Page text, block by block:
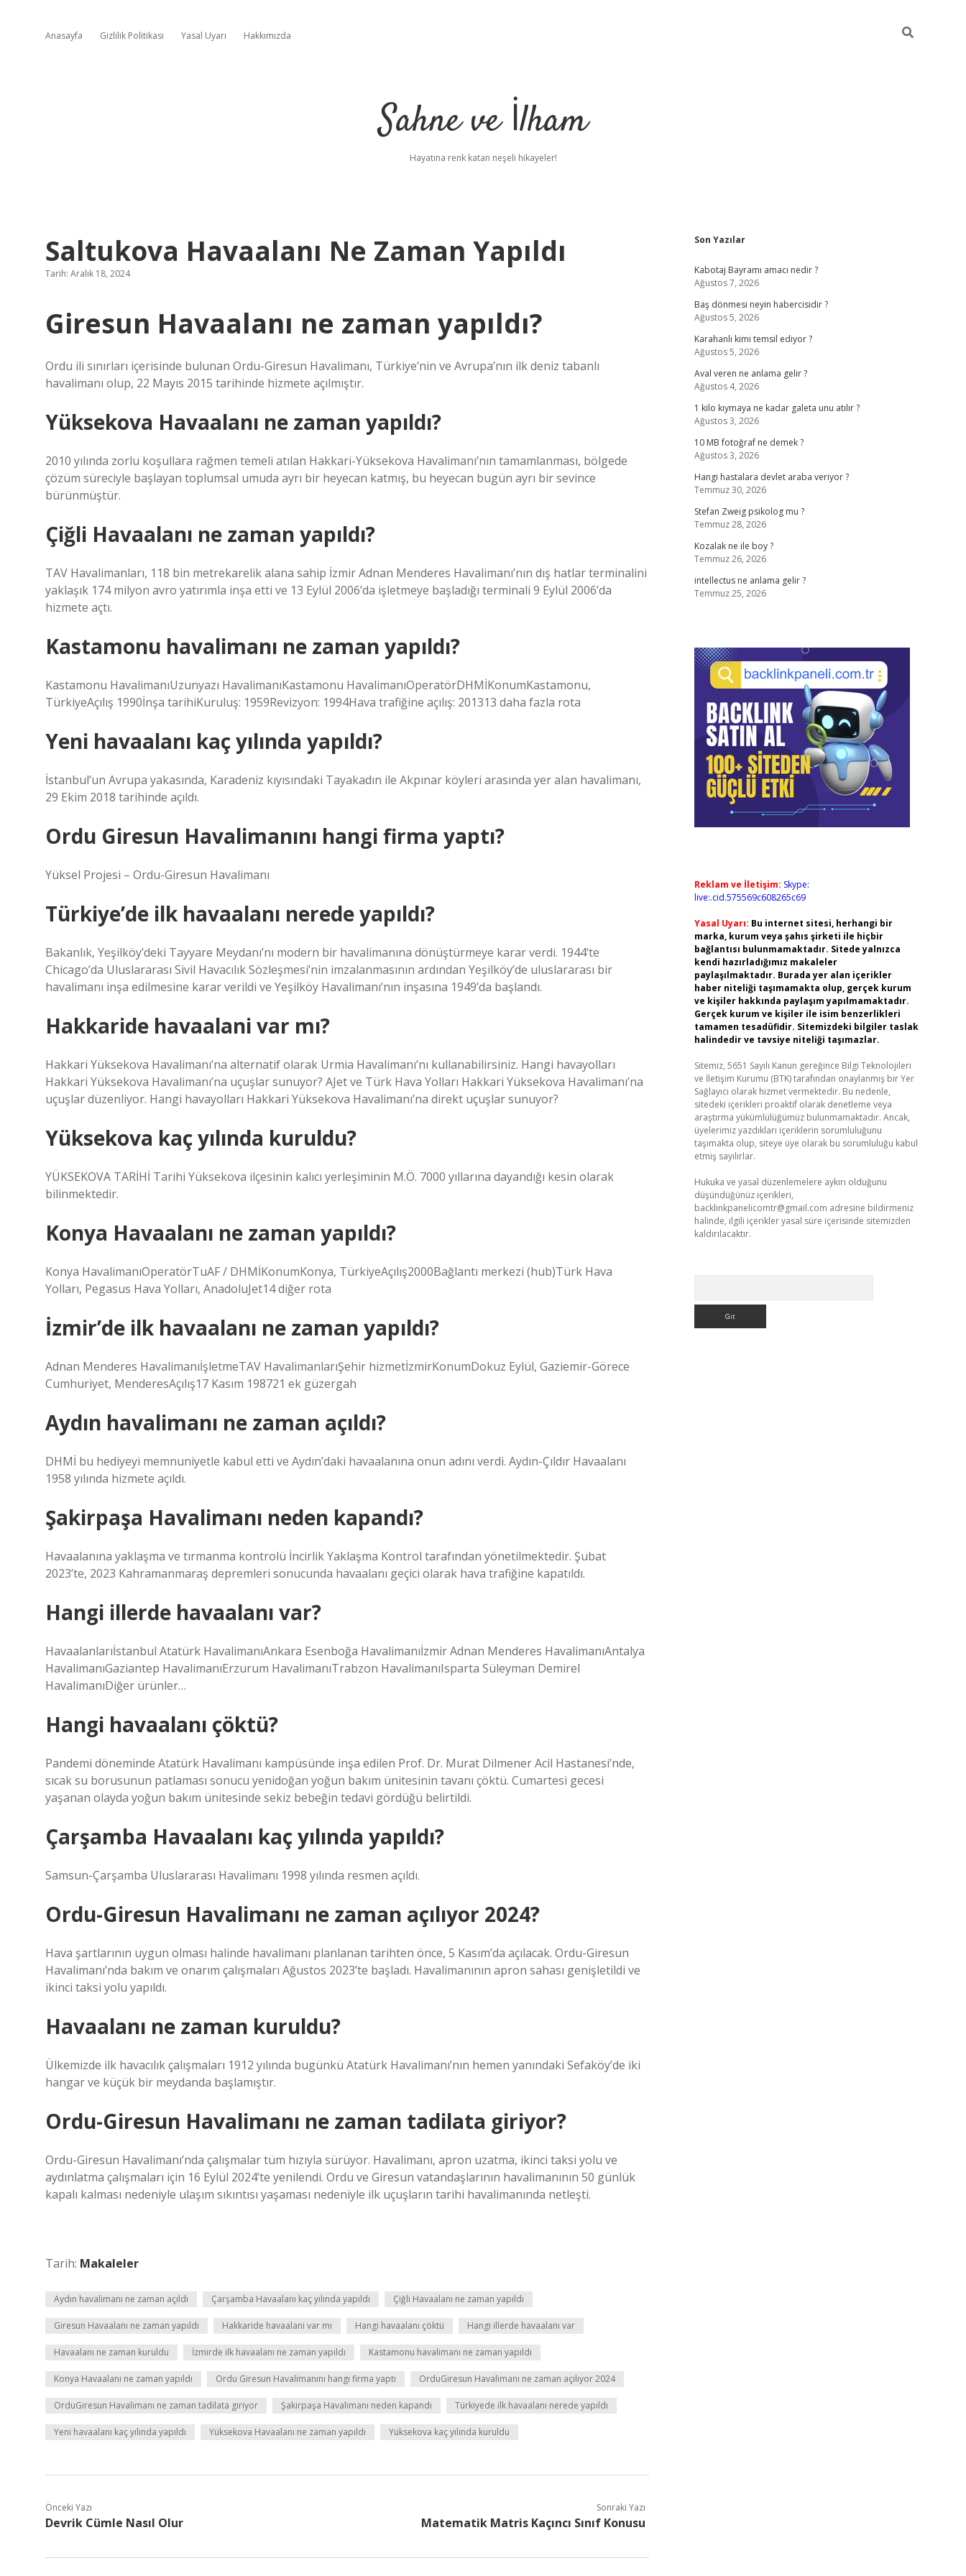
Anasayfa Gizlilik Politikası Yasal Uyarı Hakkımızda
Sahne ve İlham
Hayatına renk katan neşeli hikayeler!
Saltukova Havaalanı Ne Zaman Yapıldı
Tarih: Aralık 18, 2024
Giresun Havaalanı ne zaman yapıldı?
Ordu ili sınırları içerisinde bulunan Ordu-Giresun Havalimanı, Türkiye’nin ve Avrupa’nın ilk deniz tabanlı
havalimanı olup, 22 Mayıs 2015 tarihinde hizmete açılmıştır.
Yüksekova Havaalanı ne zaman yapıldı?
2010 yılında zorlu koşullara rağmen temeli atılan Hakkari-Yüksekova Havalimanı’nın tamamlanması, bölgede
çözüm süreciyle başlayan toplumsal umuda ayrı bir heyecan katmış, bu heyecan bugün ayrı bir sevince
bürünmüştür.
Çiğli Havaalanı ne zaman yapıldı?
TAV Havalimanları, 118 bin metrekarelik alana sahip İzmir Adnan Menderes Havalimanı’nın dış hatlar terminalini
yaklaşık 174 milyon avro yatırımla inşa etti ve 13 Eylül 2006’da işletmeye başladığı terminali 9 Eylül 2006’da
hizmete açtı.
Kastamonu havalimanı ne zaman yapıldı?
Kastamonu HavalimanıUzunyazı HavalimanıKastamonu HavalimanıOperatörDHMİKonumKastamonu,
TürkiyeAçılış 1990İnşa tarihiKuruluş: 1959Revizyon: 1994Hava trafiğine açılış: 201313 daha fazla rota
Yeni havaalanı kaç yılında yapıldı?
İstanbul’un Avrupa yakasında, Karadeniz kıyısındaki Tayakadın ile Akpınar köyleri arasında yer alan havalimanı,
29 Ekim 2018 tarihinde açıldı.
Ordu Giresun Havalimanını hangi firma yaptı?
Yüksel Projesi – Ordu-Giresun Havalimanı
Türkiye’de ilk havaalanı nerede yapıldı?
Bakanlık, Yeşilköy’deki Tayyare Meydanı’nı modern bir havalimanına dönüştürmeye karar verdi. 1944’te
Chicago’da Uluslararası Sivil Havacılık Sözleşmesi’nin imzalanmasının ardından Yeşilköy’de uluslararası bir
havalimanı inşa edilmesine karar verildi ve Yeşilköy Havalimanı’nın inşasına 1949’da başlandı.
Hakkaride havaalani var mı?
Hakkari Yüksekova Havalimanı’na alternatif olarak Urmia Havalimanı’nı kullanabilirsiniz. Hangi havayolları
Hakkari Yüksekova Havalimanı’na uçuşlar sunuyor? AJet ve Türk Hava Yolları Hakkari Yüksekova Havalimanı’na
uçuşlar düzenliyor. Hangi havayolları Hakkari Yüksekova Havalimanı’na direkt uçuşlar sunuyor?
Yüksekova kaç yılında kuruldu?
YÜKSEKOVA TARİHİ Tarihi Yüksekova ilçesinin kalıcı yerleşiminin M.Ö. 7000 yıllarına dayandığı kesin olarak
bilinmektedir.
Konya Havaalanı ne zaman yapıldı?
Konya HavalimanıOperatörTuAF / DHMİKonumKonya, TürkiyeAçılış2000Bağlantı merkezi (hub)Türk Hava
Yolları, Pegasus Hava Yolları, AnadoluJet14 diğer rota
İzmir’de ilk havaalanı ne zaman yapıldı?
Adnan Menderes HavalimanıİşletmeTAV HavalimanlarıŞehir hizmetİzmirKonumDokuz Eylül, Gaziemir-Görece
Cumhuriyet, MenderesAçılış17 Kasım 198721 ek güzergah
Aydın havalimanı ne zaman açıldı?
DHMİ bu hediyeyi memnuniyetle kabul etti ve Aydın’daki havaalanına onun adını verdi. Aydın-Çıldır Havaalanı
1958 yılında hizmete açıldı.
Şakirpaşa Havalimanı neden kapandı?
Havaalanına yaklaşma ve tırmanma kontrolü İncirlik Yaklaşma Kontrol tarafından yönetilmektedir. Şubat
2023’te, 2023 Kahramanmaraş depremleri sonucunda havaalanı geçici olarak hava trafiğine kapatıldı.
Hangi illerde havaalanı var?
Havaalanlarıİstanbul Atatürk HavalimanıAnkara Esenboğa Havalimanıİzmir Adnan Menderes HavalimanıAntalya
HavalimanıGaziantep HavalimanıErzurum HavalimanıTrabzon HavalimanıIsparta Süleyman Demirel
HavalimanıDiğer ürünler…
Hangi havaalanı çöktü?
Pandemi döneminde Atatürk Havalimanı kampüsünde inşa edilen Prof. Dr. Murat Dilmener Acil Hastanesi’nde,
sıcak su borusunun patlaması sonucu yenidoğan yoğun bakım ünitesinin tavanı çöktü. Cumartesi gecesi
yaşanan olayda yoğun bakım ünitesinde sekiz bebeğin tedavi gördüğü belirtildi.
Çarşamba Havaalanı kaç yılında yapıldı?
Samsun-Çarşamba Uluslararası Havalimanı 1998 yılında resmen açıldı.
Ordu-Giresun Havalimanı ne zaman açılıyor 2024?
Hava şartlarının uygun olması halinde havalimanı planlanan tarihten önce, 5 Kasım’da açılacak. Ordu-Giresun
Havalimanı’nda bakım ve onarım çalışmaları Ağustos 2023’te başladı. Havalimanının apron sahası genişletildi ve
ikinci taksi yolu yapıldı.
Havaalanı ne zaman kuruldu?
Ülkemizde ilk havacılık çalışmaları 1912 yılında bugünkü Atatürk Havalimanı’nın hemen yanındaki Sefaköy’de iki
hangar ve küçük bir meydanda başlamıştır.
Ordu-Giresun Havalimanı ne zaman tadilata giriyor?
Ordu-Giresun Havalimanı’nda çalışmalar tüm hızıyla sürüyor. Havalimanı, apron uzatma, ikinci taksi yolu ve
aydınlatma çalışmaları için 16 Eylül 2024’te yenilendi. Ordu ve Giresun vatandaşlarının havalimanının 50 günlük
kapalı kalması nedeniyle ulaşım sıkıntısı yaşaması nedeniyle ilk uçuşların tarihi havalimanında netleşti.
Tarih: Makaleler
Aydın havalimanı ne zaman açıldı Çarşamba Havaalanı kaç yılında yapıldı Çiğli Havaalanı ne zaman yapıldı
Giresun Havaalanı ne zaman yapıldı Hakkaride havaalani var mı Hangi havaalanı çöktü Hangi illerde havaalanı var
Havaalanı ne zaman kuruldu İzmirde ilk havaalanı ne zaman yapıldı Kastamonu havalimanı ne zaman yapıldı
Konya Havaalanı ne zaman yapıldı Ordu Giresun Havalimanını hangi firma yaptı OrduGiresun Havalimanı ne zaman açılıyor 2024
OrduGiresun Havalimanı ne zaman tadilata giriyor Şakirpaşa Havalimanı neden kapandı Türkiyede ilk havaalanı nerede yapıldı
Yeni havaalanı kaç yılında yapıldı Yüksekova Havaalanı ne zaman yapıldı Yüksekova kaç yılında kuruldu
Önceki Yazı
Devrik Cümle Nasıl Olur
Sonraki Yazı
Matematik Matris Kaçıncı Sınıf Konusu
Sidebar
Son Yazılar
Kabotaj Bayramı amacı nedir ?
Ağustos 7, 2026
Baş dönmesi neyin habercisidir ?
Ağustos 5, 2026
Karahanlı kimi temsil ediyor ?
Ağustos 5, 2026
Aval veren ne anlama gelir ?
Ağustos 4, 2026
1 kilo kıymaya ne kadar galeta unu atılır ?
Ağustos 3, 2026
10 MB fotoğraf ne demek ?
Ağustos 3, 2026
Hangi hastalara devlet araba veriyor ?
Temmuz 30, 2026
Stefan Zweig psikolog mu ?
Temmuz 28, 2026
Kozalak ne ile boy ?
Temmuz 26, 2026
intellectus ne anlama gelir ?
Temmuz 25, 2026
Reklam ve İletişim: Skype:
live:.cid.575569c608265c69
Yasal Uyarı: Bu internet sitesi, herhangi bir
marka, kurum veya şahıs şirketi ile hiçbir
bağlantısı bulunmamaktadır. Sitede yalnızca
kendi hazırladığımız makaleler
paylaşılmaktadır. Burada yer alan içerikler
haber niteliği taşımamakta olup, gerçek kurum
ve kişiler hakkında paylaşım yapılmamaktadır.
Gerçek kurum ve kişiler ile isim benzerlikleri
tamamen tesadüfidir. Sitemizdeki bilgiler taslak
halindedir ve tavsiye niteliği taşımazlar.
Sitemiz, 5651 Sayılı Kanun gereğince Bilgi Teknolojileri
ve İletişim Kurumu (BTK) tarafından onaylanmış bir Yer
Sağlayıcı olarak hizmet vermektedir. Bu nedenle,
sitedeki içerikleri proaktif olarak denetleme veya
araştırma yükümlülüğümüz bulunmamaktadır. Ancak,
üyelerimiz yazdıkları içeriklerin sorumluluğunu
taşımakta olup, siteye üye olarak bu sorumluluğu kabul
etmiş sayılırlar.
Hukuka ve yasal düzenlemelere aykırı olduğunu
düşündüğünüz içerikleri,
backlinkpanelicomtr@gmail.com adresine bildirmeniz
halinde, ilgili içerikler yasal süre içerisinde sitemizden
kaldırılacaktır.
ilbetvd casino giriş